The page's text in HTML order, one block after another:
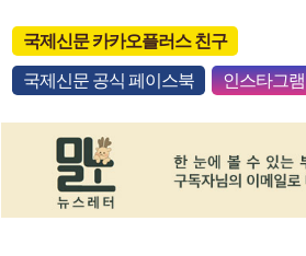
국제신문 카카오플러스 친구
국제신문 공식 페이스북 인스타그램